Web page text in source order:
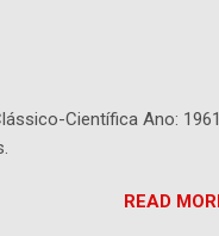
Científica Ano:
READ